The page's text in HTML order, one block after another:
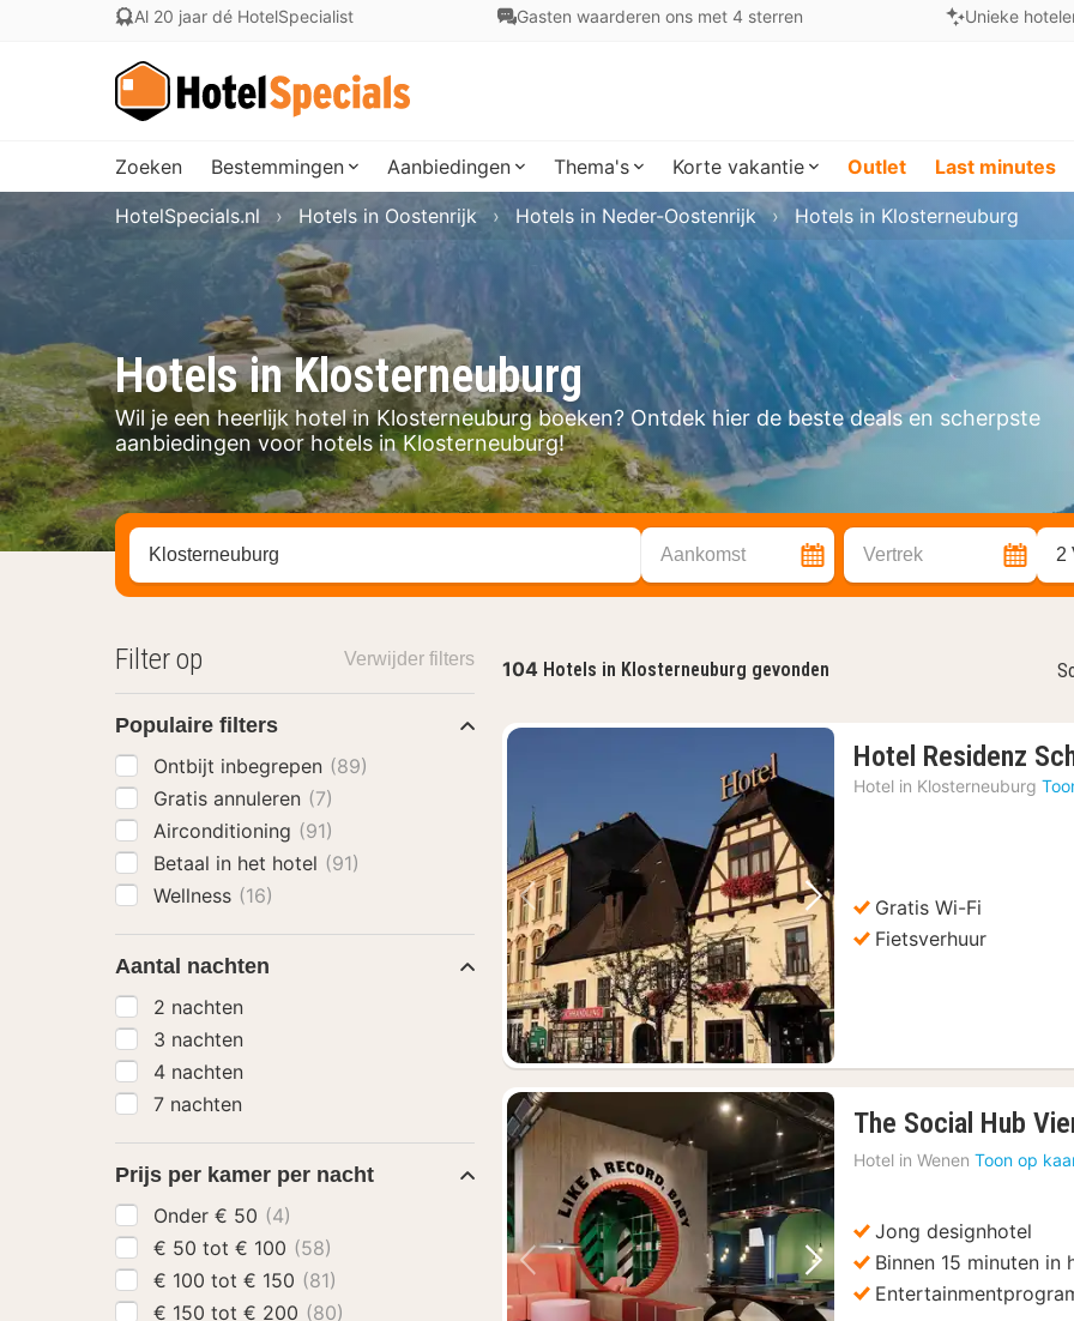
Al 20 jaar dé HotelSpecialist Gasten waarderen ons met 4 sterren Unieke
Zoeken Bestemmingen Aanbiedingen Thema's Korte vakantie Outlet Last minutes
Hotels in Klosterneuburg
Wil je een heerlijk hotel in Klosterneuburg boeken? Ontdek hier de beste deals en scherpste
aanbiedingen voor hotels in Klosterneuburg!
HotelSpecials.nl Hotels in Oostenrijk Hotels in Neder-Oostenrijk Hotels in Klosterneuburg
Zoek op hotel, regio of stad Aankomst Vertrek 2
104 Hotels in Klosterneuburg gevonden
Vorige foto Volgende foto
Hotel Residenz
Hotel in Klosterneuburg
Gratis Wi-Fi
Fietsverhuur
Vorige foto Volgende foto
The Social Hub
Hotel in Wenen Toon op
Jong designhotel
Binnen 15 minuten
Filter op Verwijder filters
Populaire filters
Ontbijt inbegrepen (89)
Gratis annuleren (7)
Airconditioning (91)
Betaal in het hotel (91)
Wellness (16)
Aantal nachten
2 nachten
3 nachten
4 nachten
7 nachten
Prijs per kamer per nacht
Onder € 50 (4)
€ 50 tot € 100 (58)
€ 100 tot € 150 (81)
€ 150 tot € 200 (80)